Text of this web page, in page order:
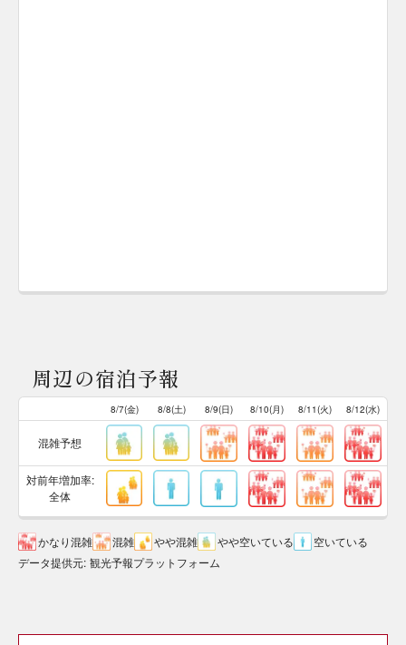
周辺の宿泊予報
8/7(金) 8/8(土) 8/9(日) 8/10(月) 8/11(火) 8/12(水)
混雑予想
対前年増加率:
全体
かなり混雑 混雑 やや混雑 やや空いている
空いている
データ提供元: 観光予報プラットフォーム